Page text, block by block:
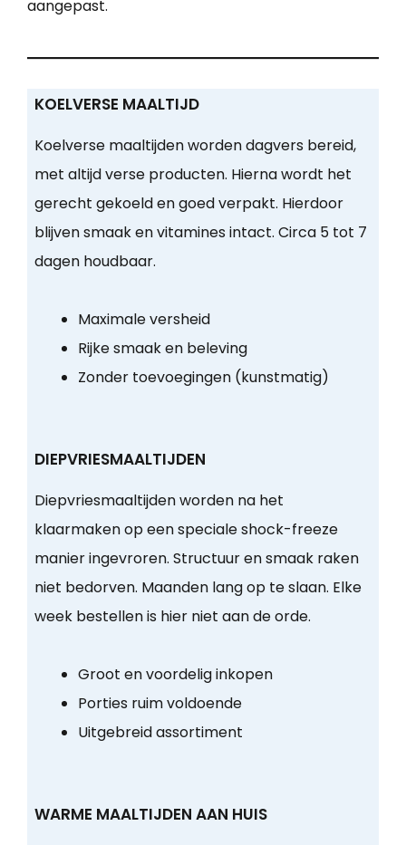
aangepast.
KOELVERSE MAALTIJD
Koelverse maaltijden worden dagvers bereid,
met altijd verse producten. Hierna wordt het
gerecht gekoeld en goed verpakt. Hierdoor
blijven smaak en vitamines intact. Circa 5 tot 7
dagen houdbaar.
Maximale versheid
Rijke smaak en beleving
Zonder toevoegingen (kunstmatig)
DIEPVRIESMAALTIJDEN
Diepvriesmaaltijden worden na het
klaarmaken op een speciale shock-freeze
manier ingevroren. Structuur en smaak raken
niet bedorven. Maanden lang op te slaan. Elke
week bestellen is hier niet aan de orde.
Groot en voordelig inkopen
Porties ruim voldoende
Uitgebreid assortiment
WARME MAALTIJDEN AAN HUIS